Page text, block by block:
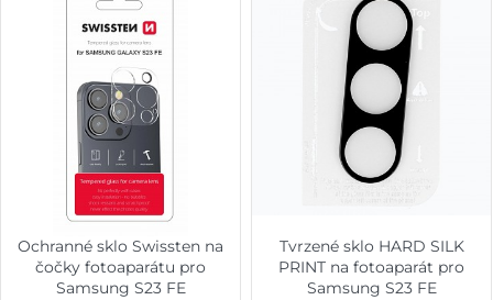
Ochranné sklo Swissten na
čočky fotoaparátu pro
Samsung S23 FE
Tvrzené sklo HARD SILK
PRINT na fotoaparát pro
Samsung S23 FE